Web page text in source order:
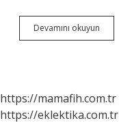
Devamını okuyun
16
https://mamafih.com.tr
https://eklektika.com.tr